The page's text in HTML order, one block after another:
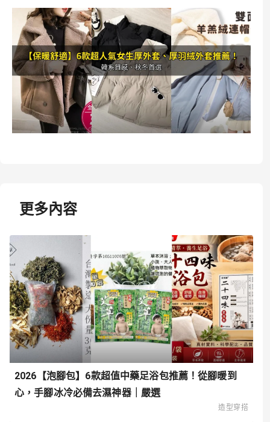
更多內容
2026【泡腳包】6款超值中藥足浴包推薦！從腳暖到
心，手腳冰冷必備去濕神器｜嚴選
造型穿搭